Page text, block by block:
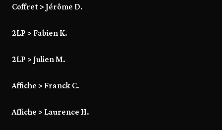
Coffret > Jérôme D.
2LP > Fabien K.
2LP > Julien M.
Affiche > Franck C.
Affiche > Laurence H.